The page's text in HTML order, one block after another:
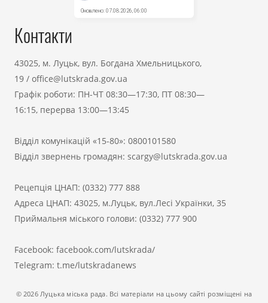
Контакти
43025, м. Луцьк, вул. Богдана Хмельницького,
19 / office@lutskrada.gov.ua
Графік роботи: ПН-ЧТ 08:30—17:30, ПТ 08:30—
16:15, перерва 13:00—13:45
Відділ комунікацій «15-80»: 0800101580
Відділ звернень громадян: scargy@lutskrada.gov.ua
Рецепція ЦНАП: (0332) 777 888
Адреса ЦНАП: 43025, м.Луцьк, вул.Лесі Українки, 35
Приймальня міського голови: (0332) 777 900
Facebook: facebook.com/lutskrada/
Telegram: t.me/lutskradanews
© 2026 Луцька міська рада. Всі матеріали на цьому сайті розміщені на